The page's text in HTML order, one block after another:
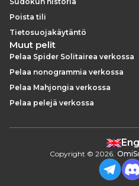
Poista tili
Tietosuojakäytäntö
Muut pelit
Pelaa Spider Solitairea verkossa
Pelaa nonogrammia verkossa
Pelaa Mahjongia verkossa
Pelaa pelejä verkossa
Copyright © 2026.